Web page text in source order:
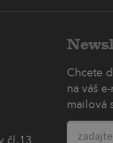
čl.13
Chcete
na váš
mailová